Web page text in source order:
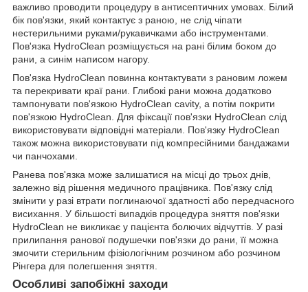
важливо проводити процедуру в антисептичних умовах. Білий
бік пов'язки, який контактує з раною, не слід чіпати
нестерильними руками/рукавичками або інструментами.
Пов'язка HydroClean розміщується на рані білим боком до
рани, а синім написом нагору.
Пов'язка HydroClean повинна контактувати з рановим ложем
та перекривати краї рани. Глибокі рани можна додатково
тампонувати пов'язкою HydroClean cavity, а потім покрити
пов'язкою HydroClean. Для фіксації пов'язки HydroClean слід
використовувати відповідні матеріали. Пов'язку HydroClean
також можна використовувати під компресійними бандажами
чи панчохами.
Ранева пов'язка може залишатися на місці до трьох днів,
залежно від рішення медичного працівника. Пов'язку слід
змінити у разі втрати поглинаючої здатності або передчасного
висихання. У більшості випадків процедура зняття пов'язки
HydroClean не викликає у пацієнта болючих відчуттів. У разі
прилипання ранової подушечки пов'язки до рани, її можна
змочити стерильним фізіологічним розчином або розчином
Рінгера для полегшення зняття.
Особливі запобіжні заходи